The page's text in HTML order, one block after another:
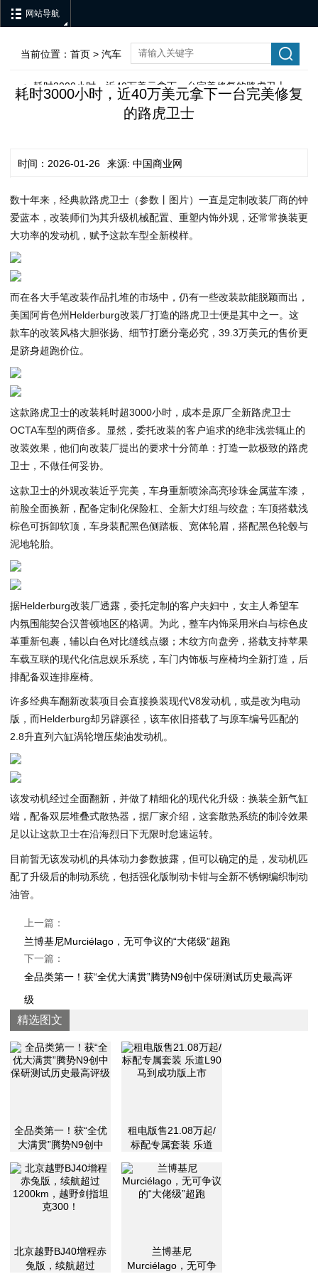
网站导航
当前位置： 首页 > 汽车
> 耗时3000小时，近40万美元拿下一台完美修复的路虎卫士
耗时3000小时，近40万美元拿下一台完美修复
的路虎卫士
时间：2026-01-26 来源: 中国商业网
数十年来，经典款路虎卫士（参数丨图片）一直是定制改装厂商的钟
爱蓝本，改装师们为其升级机械配置、重塑内饰外观，还常常换装更
大功率的发动机，赋予这款车型全新模样。
而在各大手笔改装作品扎堆的市场中，仍有一些改装款能脱颖而出，
美国阿肯色州Helderburg改装厂打造的路虎卫士便是其中之一。这
款车的改装风格大胆张扬、细节打磨分毫必究，39.3万美元的售价更
是跻身超跑价位。
这款路虎卫士的改装耗时超3000小时，成本是原厂全新路虎卫士
OCTA车型的两倍多。显然，委托改装的客户追求的绝非浅尝辄止的
改装效果，他们向改装厂提出的要求十分简单：打造一款极致的路虎
卫士，不做任何妥协。
这款卫士的外观改装近乎完美，车身重新喷涂高亮珍珠金属蓝车漆，
前脸全面换新，配备定制化保险杠、全新大灯组与绞盘；车顶搭载浅
棕色可拆卸软顶，车身装配黑色侧踏板、宽体轮眉，搭配黑色轮毂与
泥地轮胎。
据Helderburg改装厂透露，委托定制的客户夫妇中，女主人希望车
内氛围能契合汉普顿地区的格调。为此，整车内饰采用米白与棕色皮
革重新包裹，辅以白色对比缝线点缀；木纹方向盘旁，搭载支持苹果
车载互联的现代化信息娱乐系统，车门内饰板与座椅均全新打造，后
排配备双连排座椅。
许多经典车翻新改装项目会直接换装现代V8发动机，或是改为电动
版，而Helderburg却另辟蹊径，该车依旧搭载了与原车编号匹配的
2.8升直列六缸涡轮增压柴油发动机。
该发动机经过全面翻新，并做了精细化的现代化升级：换装全新气缸
端，配备双层堆叠式散热器，据厂家介绍，这套散热系统的制冷效果
足以让这款卫士在沿海烈日下无限时怠速运转。
目前暂无该发动机的具体动力参数披露，但可以确定的是，发动机匹
配了升级后的制动系统，包括强化版制动卡钳与全新不锈钢编织制动
油管。
上一篇：
兰博基尼Murciélago，无可争议的“大佬级”超跑
下一篇：
全品类第一！获“全优大满贯”腾势N9创中保研测试历史最高评
级
精选图文
全品类第一！获“全优
大满贯”腾势N9创中
级
租电版售21.08万起/
标配专属套装 乐道
北京越野BJ40增程赤
兔版，续航超过
兰博基尼
Murciélago，无可争